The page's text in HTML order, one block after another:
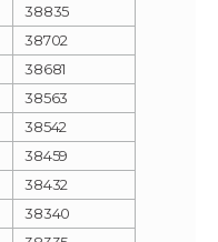
38835
38702
38681
38563
38542
38459
38432
38340